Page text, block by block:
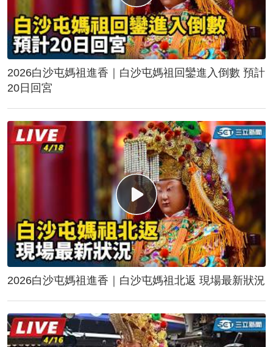
2026白沙屯媽祖進香｜白沙屯媽祖回鑾進入倒數 預計
20日回宮
2026白沙屯媽祖進香｜白沙屯媽祖北返 現場最新狀況